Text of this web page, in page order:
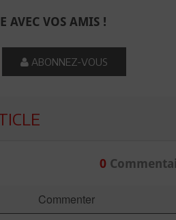
AVEC VOS AMIS !
ABONNEZ-VOUS
0
Commenter